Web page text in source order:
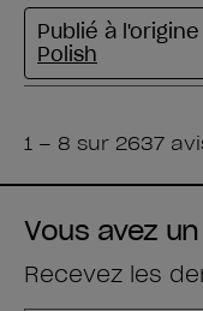
Vous avez
Recevez les